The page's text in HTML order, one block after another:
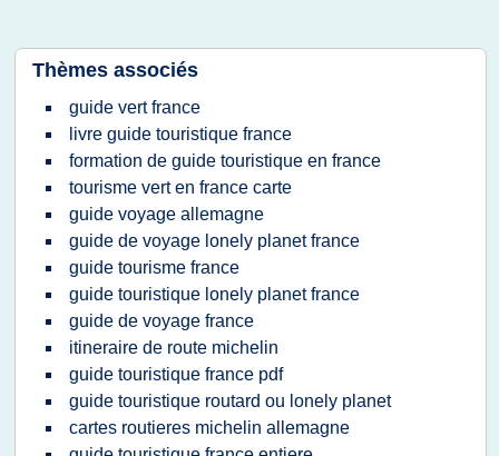
Thèmes associés
guide vert france
livre guide touristique france
formation de guide touristique en france
tourisme vert en france carte
guide voyage allemagne
guide de voyage lonely planet france
guide tourisme france
guide touristique lonely planet france
guide de voyage france
itineraire de route michelin
guide touristique france pdf
guide touristique routard ou lonely planet
cartes routieres michelin allemagne